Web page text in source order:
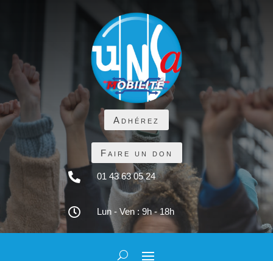
Adhérez
Faire un don
 01 43 63 05 24
 Lun - Ven : 9h - 18h